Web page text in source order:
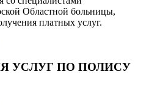
Областной больницы,
платных услуг.
УСЛУГ ПО ПОЛИСУ